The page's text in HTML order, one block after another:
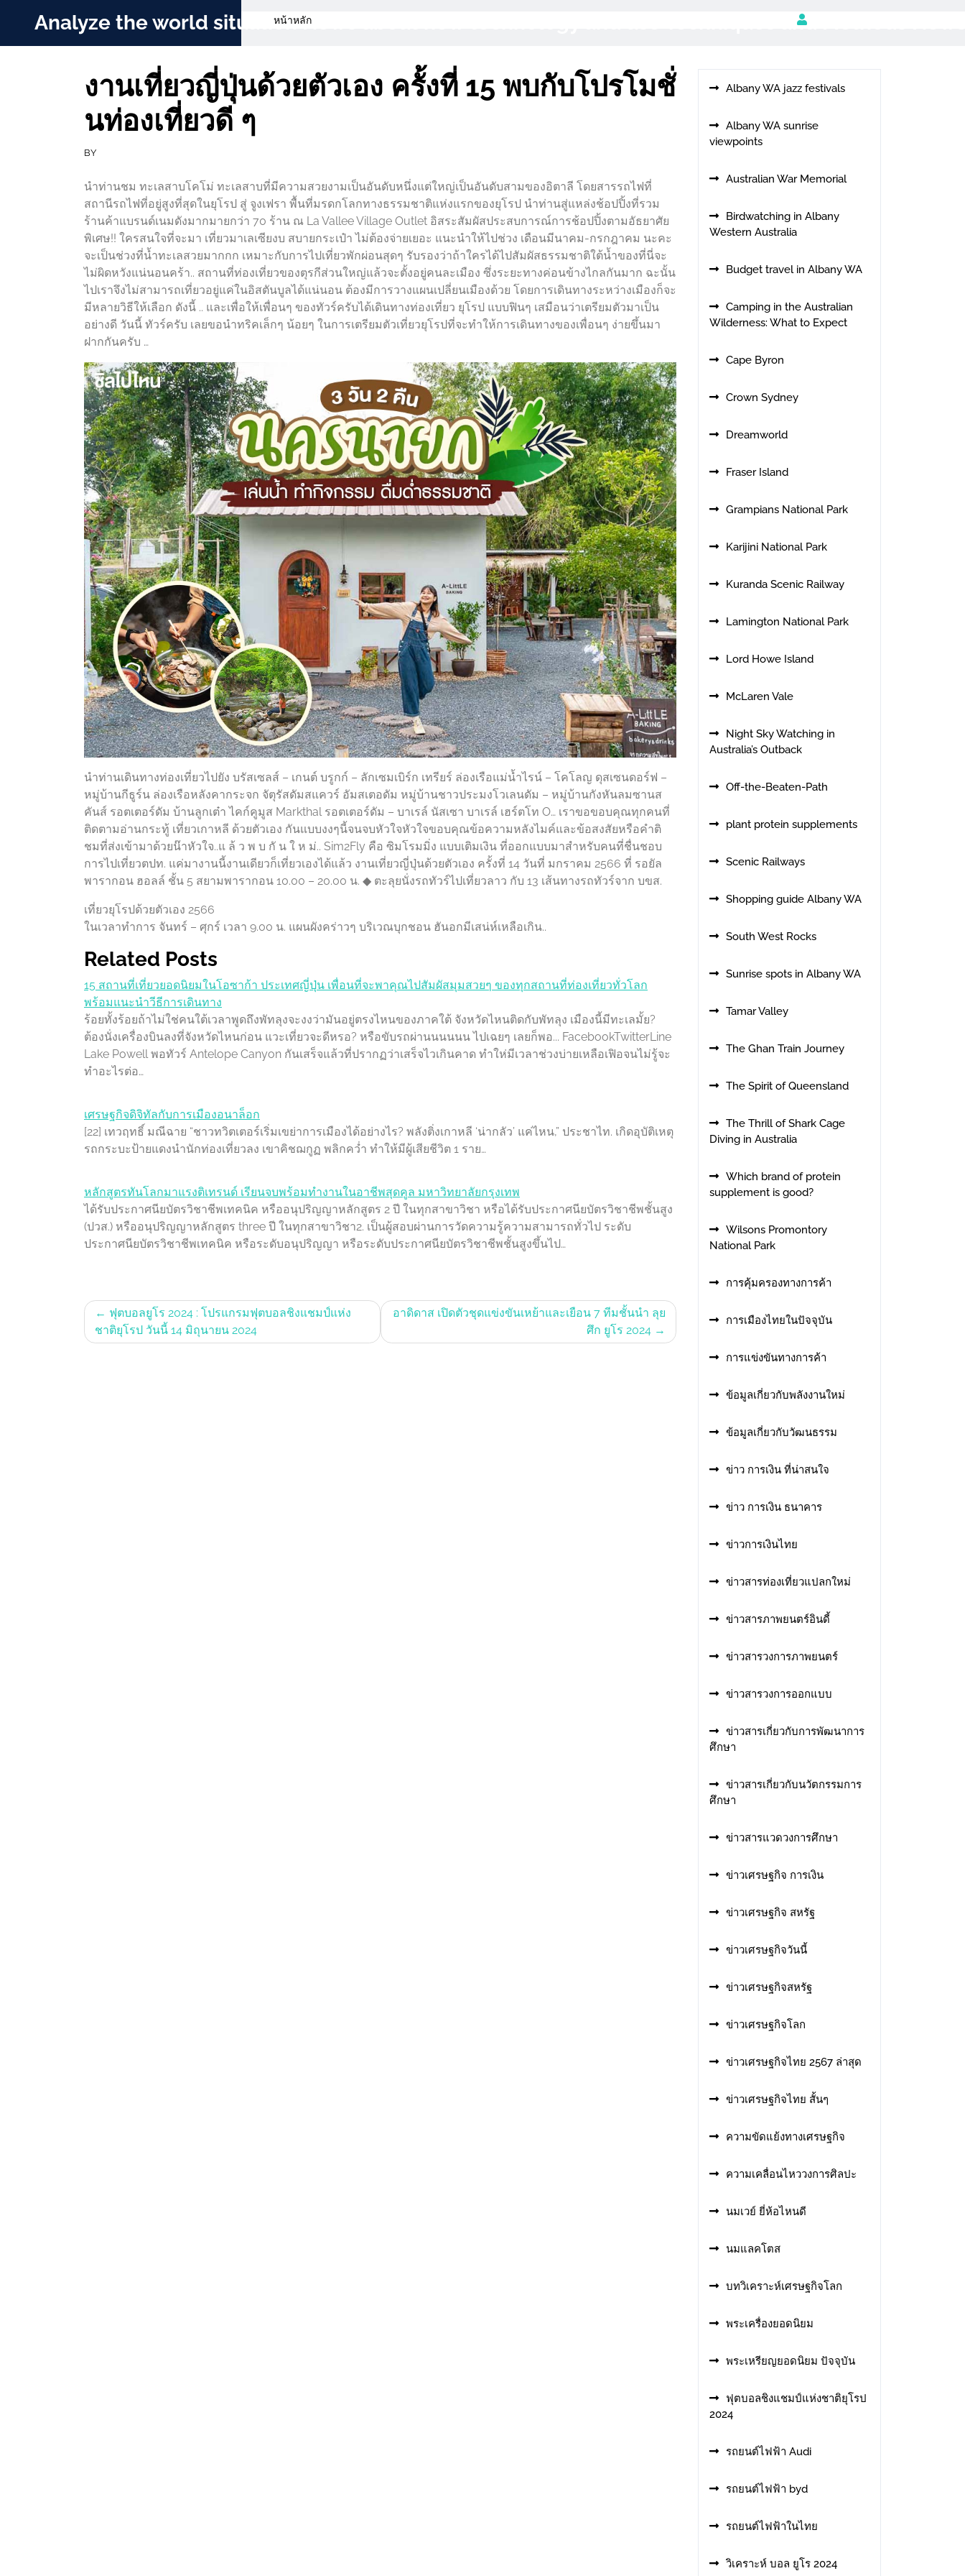
Analyze the world situation News about new technology and use Techniques and Methods
หน้าหลัก
งานเที่ยวญี่ปุ่นด้วยตัวเอง ครั้งที่ 15 พบกับโปรโมชั่
นท่องเที่ยวดี ๆ
BY
นำท่านชม ทะเลสาบโคโม่ ทะเลสาบที่มีความสวยงามเป็นอันดับหนึ่งแต่ใหญ่เป็นอันดับสามของอิตาลี โดยสารรถไฟที่
สถานีรถไฟที่อยู่สูงที่สุดในยุโรป สู่ จูงเฟรา พื้นที่มรดกโลกทางธรรมชาติแห่งแรกของยุโรป นำท่านสู่แหล่งช้อปปิ้งที่รวม
ร้านค้าแบรนด์เนมดังมากมายกว่า 70 ร้าน ณ La Vallee Village Outlet อิสระสัมผัสประสบการณ์การช้อปปิ้งตามอัธยาศัย
พิเศษ!! ใครสนใจที่จะมา เที่ยวมาเลเซียงบ สบายกระเป๋า ไม่ต้องจ่ายเยอะ แนะนำให้ไปช่วง เดือนมีนาคม-กรกฎาคม นะคะ
จะเป็นช่วงที่น้ำทะเลสวยมากกก เหมาะกับการไปเที่ยวพักผ่อนสุดๆ รับรองว่าถ้าใครได้ไปสัมผัสธรรมชาติใต้น้ำของที่นี่จะ
ไม่ผิดหวังแน่นอนคร้า.. สถานที่ท่องเที่ยวของตุรกีส่วนใหญ่แล้วจะตั้งอยู่คนละเมือง ซึ่งระยะทางค่อนข้างไกลกันมาก ฉะนั้น
ไปเราจึงไม่สามารถเที่ยวอยู่แค่ในอิสตันบูลได้แน่นอน ต้องมีการวางแผนเปลี่ยนเมืองด้วย โดยการเดินทางระหว่างเมืองก็จะ
มีหลายวิธีให้เลือก ดังนี้ .. และเพื่อให้เพื่อนๆ ของทัวร์ครับได้เดินทางท่องเที่ยว ยุโรป แบบฟินๆ เสมือนว่าเตรียมตัวมาเป็น
อย่างดี วันนี้ ทัวร์ครับ เลยขอนำทริคเล็กๆ น้อยๆ ในการเตรียมตัวเที่ยวยุโรปที่จะทำให้การเดินทางของเพื่อนๆ ง่ายขึ้นมา
ฝากกันครับ …
นำท่านเดินทางท่องเที่ยวไปยัง บรัสเซลส์ – เกนต์ บรูกก์ – ลักเซมเบิร์ก เทรียร์ ล่องเรือแม่น้ำไรน์ – โคโลญ ดุสเซนดอร์ฟ –
หมู่บ้านกีธูร์น ล่องเรือหลังคากระจก จัตุรัสดัมสแควร์ อัมสเตอดัม หมู่บ้านชาวประมงโวเลนดัม – หมู่บ้านกังหันลมซานส
คันส์ รอตเตอร์ดัม บ้านลูกเต๋า ไคก์คูมูส Markthal รอตเตอร์ดัม – บาเรล์ นัสเซา บาเรล์ เฮร์ตโท O… เราขอขอบคุณทุกคนที่
ติดตามอ่านกระทู้ เที่ยวเกาหลี ด้วยตัวเอง กันแบบงงๆนี้จนจบหัวใจหัวใจขอบคุณข้อความหลังไมค์และข้อสงสัยหรือคำติ
ชมที่ส่งเข้ามาด้วยน๊าหัวใจ..แ ล้ ว พ บ กั น ใ ห ม่.. Sim2Fly คือ ซิมโรมมิ่ง แบบเติมเงิน ที่ออกแบบมาสำหรับคนที่ชื่นชอบ
การไปเที่ยวตปท. แค่มางานนี้งานเดียวก็เที่ยวเองได้แล้ว งานเที่ยวญี่ปุ่นด้วยตัวเอง ครั้งที่ 14 วันที่ มกราคม 2566 ที่ รอยัล
พารากอน ฮอลล์ ชั้น 5 สยามพารากอน 10.00 – 20.00 น. ◆ ตะลุยนั่งรถทัวร์ไปเที่ยวลาว กับ 13 เส้นทางรถทัวร์จาก บขส.
เที่ยวยุโรปด้วยตัวเอง 2566
ในเวลาทำการ จันทร์ – ศุกร์ เวลา 9.00 น. แผนผังคร่าวๆ บริเวณบุกชอน ฮันอกมีเสน่ห์เหลือเกิน..
Related Posts
15 สถานที่เที่ยวยอดนิยมในโอซาก้า ประเทศญี่ปุ่น เพื่อนที่จะพาคุณไปสัมผัสมุมสวยๆ ของทุกสถานที่ท่องเที่ยวทั่วโลก
พร้อมแนะนำวีธีการเดินทาง
ร้อยทั้งร้อยถ้าไม่ใช่คนใต้เวลาพูดถึงพัทลุงจะงงว่ามันอยู่ตรงไหนของภาคใต้ จังหวัดไหนติดกับพัทลุง เมืองนี้มีทะเลมั้ย?
ต้องนั่งเครื่องบินลงที่จังหวัดไหนก่อน แวะเที่ยวจะดีหรอ? หรือขับรถผ่านนนนนน ไปเฉยๆ เลยก็พอ... FacebookTwitterLine
Lake Powell พอทัวร์ Antelope Canyon กันเสร็จแล้วที่ปรากฏว่าเสร็จไวเกินคาด ทำให่มีเวลาช่วงบ่ายเหลือเฟิอจนไม่รู้จะ
ทำอะไรต่อ…
เศรษฐกิจดิจิทัลกับการเมืองอนาล็อก
[22] เทวฤทธิ์ มณีฉาย “ชาวทวิตเตอร์เริ่มเขย่าการเมืองได้อย่างไร? พลังติ่งเกาหลี ‘น่ากลัว’ แค่ไหน,” ประชาไท. เกิดอุบัติเหตุ
รถกระบะป้ายแดงนำนักท่องเที่ยวลง เขาคิชฌกูฏ พลิกคว่ำ ทำให้มีผู้เสียชีวิต 1 ราย…
หลักสูตรทันโลกมาแรงติเทรนด์ เรียนจบพร้อมทำงานในอาชีพสุดคูล มหาวิทยาลัยกรุงเทพ
ได้รับประกาศนียบัตรวิชาชีพเทคนิค หรืออนุปริญญาหลักสูตร 2 ปี ในทุกสาขาวิชา หรือได้รับประกาศนียบัตรวิชาชีพชั้นสูง
(ปวส.) หรืออนุปริญญาหลักสูตร three ปี ในทุกสาขาวิชา2. เป็นผู้สอบผ่านการวัดความรู้ความสามารถทั่วไป ระดับ
ประกาศนียบัตรวิชาชีพเทคนิค หรือระดับอนุปริญญา หรือระดับประกาศนียบัตรวิชาชีพชั้นสูงขึ้นไป…
Post
navigation
ฟุตบอลยูโร 2024 : โปรแกรมฟุตบอลชิงแชมป์แห่ง
ชาติยุโรป วันนี้ 14 มิถุนายน 2024
อาดิดาส เปิดตัวชุดแข่งขันเหย้าและเยือน 7 ทีมชั้นนำ ลุย
ศึก ยูโร 2024
Albany WA jazz festivals
Albany WA sunrise
viewpoints
Australian War Memorial
Birdwatching in Albany
Western Australia
Budget travel in Albany WA
Camping in the Australian
Wilderness: What to Expect
Cape Byron
Crown Sydney
Dreamworld
Fraser Island
Grampians National Park
Karijini National Park
Kuranda Scenic Railway
Lamington National Park
Lord Howe Island
McLaren Vale
Night Sky Watching in
Australia’s Outback
Off-the-Beaten-Path
plant protein supplements
Scenic Railways
Shopping guide Albany WA
South West Rocks
Sunrise spots in Albany WA
Tamar Valley
The Ghan Train Journey
The Spirit of Queensland
The Thrill of Shark Cage
Diving in Australia
Which brand of protein
supplement is good?
Wilsons Promontory
National Park
การคุ้มครองทางการค้า
การเมืองไทยในปัจจุบัน
การแข่งขันทางการค้า
ข้อมูลเกี่ยวกับพลังงานใหม่
ข้อมูลเกี่ยวกับวัฒนธรรม
ข่าว การเงิน ที่น่าสนใจ
ข่าว การเงิน ธนาคาร
ข่าวการเงินไทย
ข่าวสารท่องเที่ยวแปลกใหม่
ข่าวสารภาพยนตร์อินดี้
ข่าวสารวงการภาพยนตร์
ข่าวสารวงการออกแบบ
ข่าวสารเกี่ยวกับการพัฒนาการ
ศึกษา
ข่าวสารเกี่ยวกับนวัตกรรมการ
ศึกษา
ข่าวสารแวดวงการศึกษา
ข่าวเศรษฐกิจ การเงิน
ข่าวเศรษฐกิจ สหรัฐ
ข่าวเศรษฐกิจวันนี้
ข่าวเศรษฐกิจสหรัฐ
ข่าวเศรษฐกิจโลก
ข่าวเศรษฐกิจไทย 2567 ล่าสุด
ข่าวเศรษฐกิจไทย สั้นๆ
ความขัดแย้งทางเศรษฐกิจ
ความเคลื่อนไหววงการศิลปะ
นมเวย์ ยี่ห้อไหนดี
นมแลคโตส
บทวิเคราะห์เศรษฐกิจโลก
พระเครื่องยอดนิยม
พระเหรียญยอดนิยม ปัจจุบัน
ฟุตบอลชิงแชมป์แห่งชาติยุโรป
2024
รถยนต์ไฟฟ้า Audi
รถยนต์ไฟฟ้า byd
รถยนต์ไฟฟ้าในไทย
วิเคราะห์ บอล ยูโร 2024